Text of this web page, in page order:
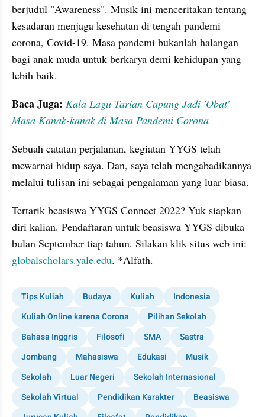
berjudul "Awareness". Musik ini menceritakan tentang
kesadaran menjaga kesehatan di tengah pandemi
corona, Covid-19. Masa pandemi bukanlah halangan
bagi anak muda untuk berkarya demi kehidupan yang
lebih baik.
Baca Juga: Kala Lagu Tarian Capung Jadi 'Obat'
Masa Kanak-kanak di Masa Pandemi Corona
Sebuah catatan perjalanan, kegiatan YYGS telah
mewarnai hidup saya. Dan, saya telah mengabadikannya
melalui tulisan ini sebagai pengalaman yang luar biasa.
Tertarik beasiswa YYGS Connect 2022? Yuk siapkan
diri kalian. Pendaftaran untuk beasiswa YYGS dibuka
globalscholars.yale.edu. *Alfath.
Tips Kuliah Budaya Kuliah
Indonesia
Kuliah Online karena Corona
Pilihan Sekolah
Bahasa Inggris
Filosofi SMA
Sastra
Jombang
Mahasiswa Edukasi
Musik
Sekolah
Luar Negeri
Sekolah Internasional
Sekolah Virtual
Pendidikan Karakter
Beasiswa